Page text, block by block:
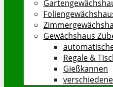
Gewächshaus
Regale &
Gießkannen